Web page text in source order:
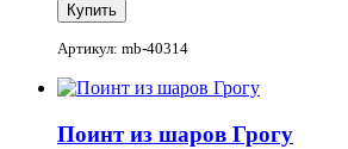
Артикул: mb-40314
Поинт из шаров Грогу